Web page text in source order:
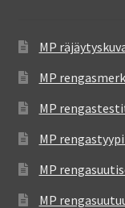
MP
MP
MP
MP
MP
MP